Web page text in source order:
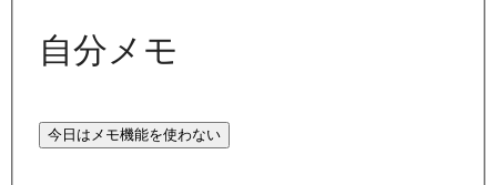
自分メモ
今日はメモ機能を使わない